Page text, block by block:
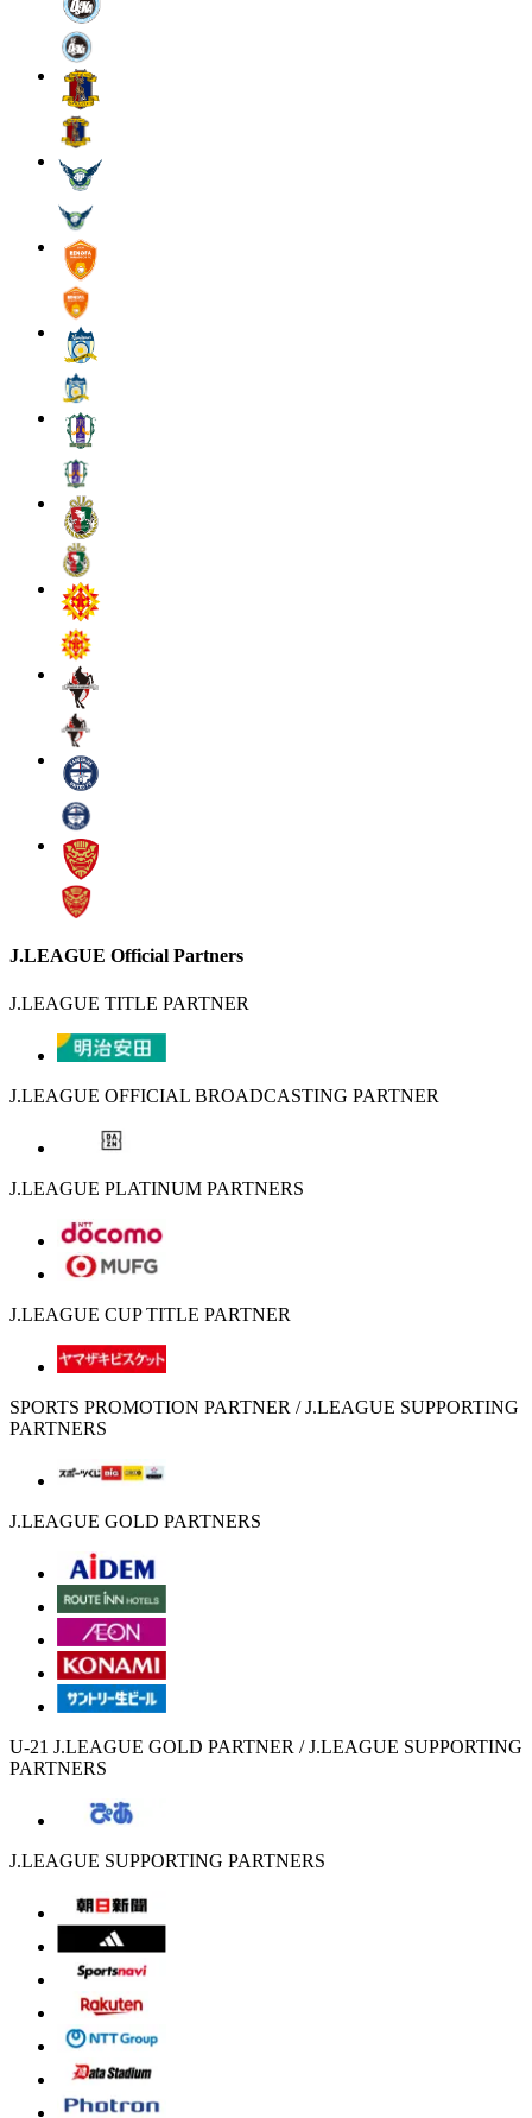
J.LEAGUE Official Partners
J.LEAGUE TITLE PARTNER
J.LEAGUE OFFICIAL BROADCASTING PARTNER
J.LEAGUE PLATINUM PARTNERS
J.LEAGUE CUP TITLE PARTNER
SPORTS PROMOTION PARTNER / J.LEAGUE SUPPORTING
PARTNERS
J.LEAGUE GOLD PARTNERS
U-21 J.LEAGUE GOLD PARTNER / J.LEAGUE SUPPORTING
PARTNERS
J.LEAGUE SUPPORTING PARTNERS